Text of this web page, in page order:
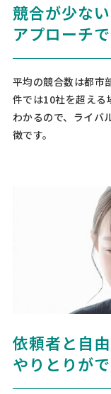
競合が少な
アプローチ
平均の競合数は都市
件では10社を超える
わかるので、ライバ
徴です。
依頼者と自
やりとりが
[依頼・相談したい内
する対応業務] 就業
休日及び深夜の割増
人気
せ
就業規則 助成金 人事
社の業種] 医療 [会社
す。 事業拡大の為、
人気
社会保
月
[依頼したい業務] 社
[会社規模] 6〜10名 [
計算・社保・労働保険